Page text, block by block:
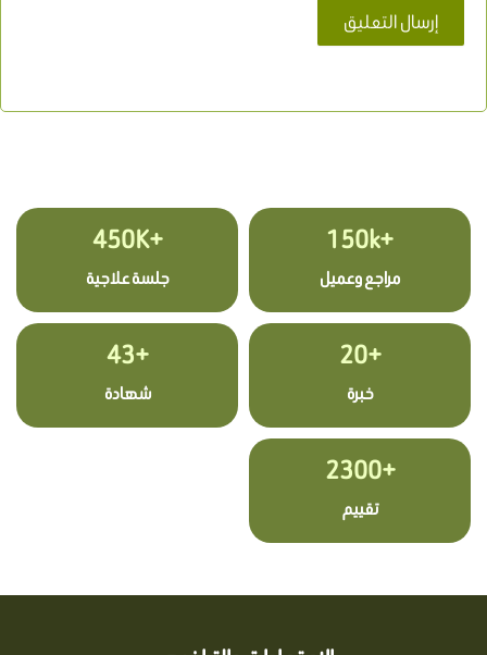
+150k
مراجع وعميل
+450K
جلسة علاجية
+20
خبرة
+43
شهادة
+2300
تقييم